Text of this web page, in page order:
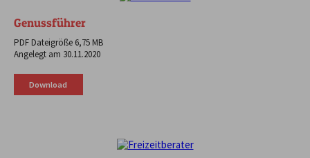
Genussführer
PDF Dateigröße 6,75 MB
Angelegt am 30.11.2020
Download